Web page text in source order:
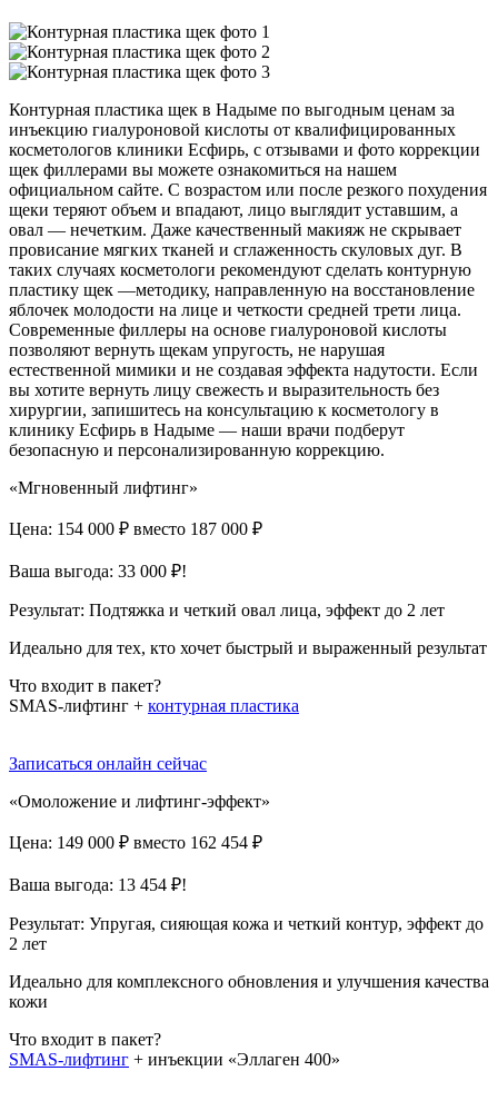
Контурная пластика щек в Надыме по выгодным ценам за
инъекцию гиалуроновой кислоты от квалифицированных
косметологов клиники Есфирь, с отзывами и фото коррекции
щек филлерами вы можете ознакомиться на нашем
официальном сайте. С возрастом или после резкого похудения
щеки теряют объем и впадают, лицо выглядит уставшим, а
овал — нечетким. Даже качественный макияж не скрывает
провисание мягких тканей и сглаженность скуловых дуг. В
таких случаях косметологи рекомендуют сделать контурную
пластику щек —методику, направленную на восстановление
яблочек молодости на лице и четкости средней трети лица.
Современные филлеры на основе гиалуроновой кислоты
позволяют вернуть щекам упругость, не нарушая
естественной мимики и не создавая эффекта надутости. Если
вы хотите вернуть лицу свежесть и выразительность без
хирургии, запишитесь на консультацию к косметологу в
клинику Есфирь в Надыме — наши врачи подберут
безопасную и персонализированную коррекцию.
«Мгновенный лифтинг»
Цена: 154 000 ₽ вместо 187 000 ₽
Ваша выгода: 33 000 ₽!
Результат: Подтяжка и четкий овал лица, эффект до 2 лет
Идеально для тех, кто хочет быстрый и выраженный результат
Что входит в пакет?
SMAS-лифтинг + контурная пластика
Записаться онлайн сейчас
«Омоложение и лифтинг-эффект»
Цена: 149 000 ₽ вместо 162 454 ₽
Ваша выгода: 13 454 ₽!
Результат: Упругая, сияющая кожа и четкий контур, эффект до
2 лет
Идеально для комплексного обновления и улучшения качества
кожи
Что входит в пакет?
SMAS-лифтинг + инъекции «Эллаген 400»